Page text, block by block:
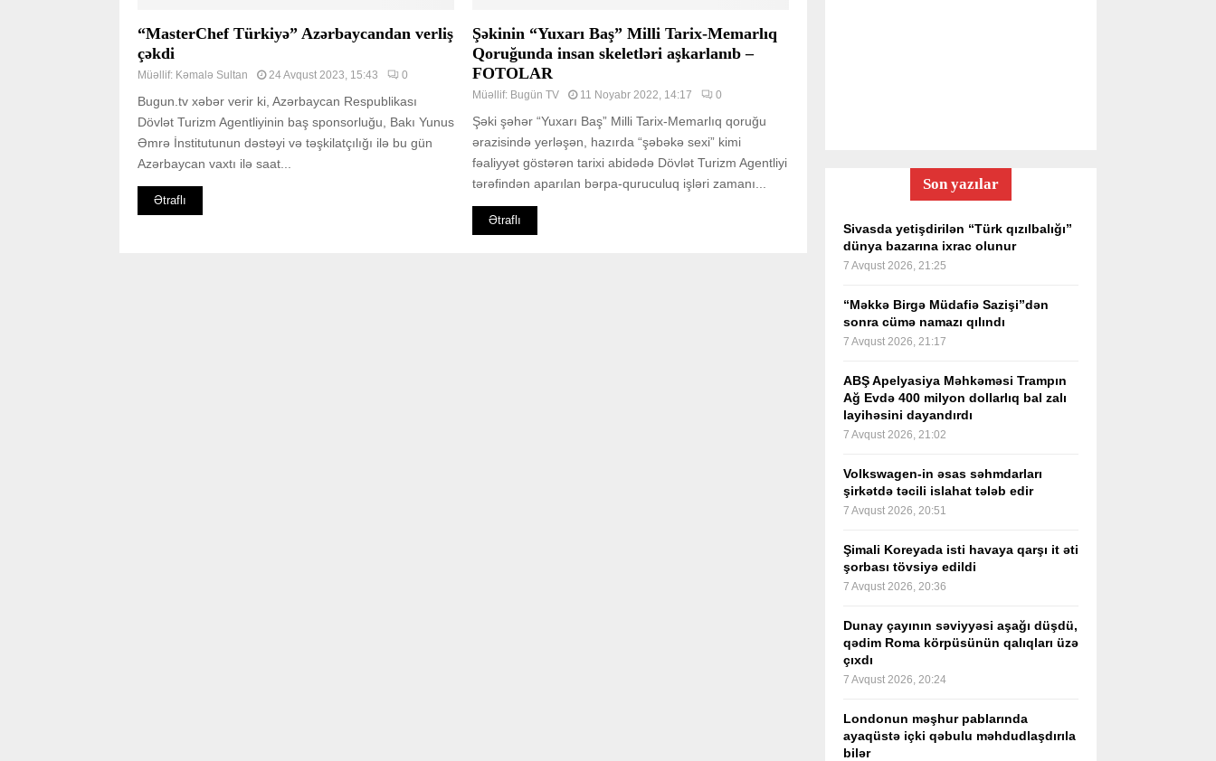
“MasterChef Türkiyə” Azərbaycandan verliş
çəkdi
Müəllif: Kəmalə Sultan 24 Avqust 2023, 15:43 0
Bugun.tv xəbər verir ki, Azərbaycan Respublikası
Dövlət Turizm Agentliyinin baş sponsorluğu, Bakı Yunus
Əmrə İnstitutunun dəstəyi və təşkilatçılığı ilə bu gün
Azərbaycan vaxtı ilə saat...
Ətraflı
Şəkinin “Yuxarı Baş” Milli Tarix-Memarlıq
Qoruğunda insan skeletləri aşkarlanıb –
FOTOLAR
Müəllif: Bugün TV 11 Noyabr 2022, 14:17 0
Şəki şəhər “Yuxarı Baş” Milli Tarix-Memarlıq qoruğu
ərazisində yerləşən, hazırda “şəbəkə sexi” kimi
fəaliyyət göstərən tarixi abidədə Dövlət Turizm Agentliyi
tərəfindən aparılan bərpa-quruculuq işləri zamanı...
Ətraflı
Son yazılar
Sivasda yetişdirilən “Türk qızılbalığı”
dünya bazarına ixrac olunur
7 Avqust 2026, 21:25
“Məkkə Birgə Müdafiə Sazişi”dən
sonra cümə namazı qılındı
7 Avqust 2026, 21:17
ABŞ Apelyasiya Məhkəməsi Trampın
Ağ Evdə 400 milyon dollarlıq bal zalı
layihəsini dayandırdı
7 Avqust 2026, 21:02
Volkswagen-in əsas səhmdarları
şirkətdə təcili islahat tələb edir
7 Avqust 2026, 20:51
Şimali Koreyada isti havaya qarşı it əti
şorbası tövsiyə edildi
7 Avqust 2026, 20:36
Dunay çayının səviyyəsi aşağı düşdü,
qədim Roma körpüsünün qalıqları üzə
çıxdı
7 Avqust 2026, 20:24
Londonun məşhur pablarında
ayaqüstə içki qəbulu məhdudlaşdırıla
bilər